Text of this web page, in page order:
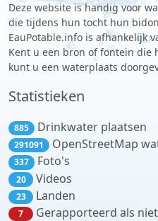
Deze website is handig voor
die tijdens hun tocht hun
EauPotable.info is afhankelijk
Kent u een bron of fontein die
kunt u een waterplaats
Statistieken
885 Drinkwater plaatsen
291091 OpenStreetMap
337 Foto's
20 Videos
23 Landen
7 Gerapporteerd als